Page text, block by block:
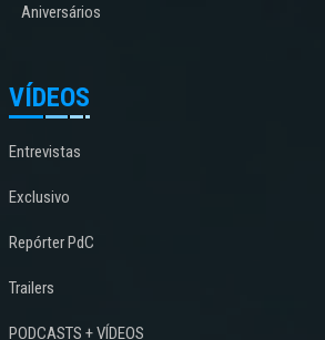
Aniversários
VÍDEOS
Entrevistas
Exclusivo
Repórter PdC
Trailers
PODCASTS + VÍDEOS